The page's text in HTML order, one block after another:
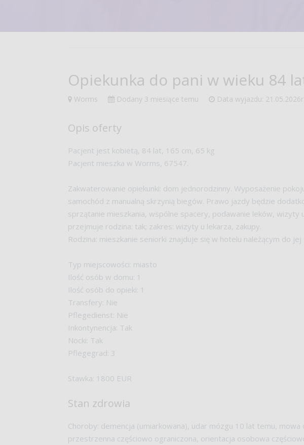
Opiekunka do pani w wieku 84
Worms Dodany 3 miesiące temu Data wyjazdu: 21.05.2026r.
Opis oferty
Pacjent jest kobietą, 84 lat, 165 cm, 65 kg
Pacjent mieszka w Worms, 67547.
Zakwaterowanie opiekunki: dom jednorodzinny. Wyposażenie
samochód z manualną skrzynią biegów. Prawo jazdy będzie
sprzątanie mieszkania, wspólne spacery, podawanie leków, wizyty
przejmuje rodzina: tak; zakres: wizyty u lekarza, zakupy.
Rodzina: mieszkanie seniorki znajduje się w hotelu należącym do jej
Typ miejscowości: miasto
Ilość osób w domu: 1
Ilość osób do opieki: 1
Transfery: Nie
Pflegedienst: Nie
Inkontynencja: Tak
Nocki: Tak
Pflegegrad: 3
Stawka: 1800 EUR
Stan zdrowia
Choroby: demencja (umiarkowana), udar mózgu 10 lat temu,
przestrzenna częściowo ograniczona, orientacja osobowa